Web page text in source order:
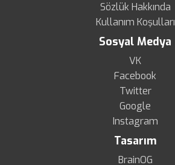
Sözlük Hakkında
Kullanım Koşulları
Sosyal Medya
VK
Facebook
Twitter
Google
Instagram
Tasarım
BrainOG